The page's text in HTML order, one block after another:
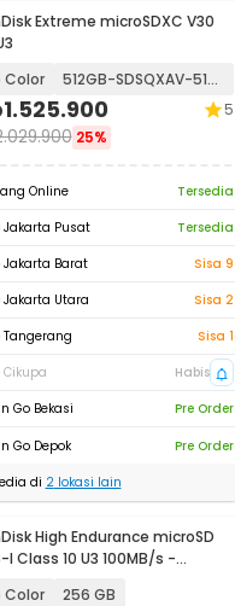
Extreme microSDXC V30
Color
512GB-SDSQXAV-512G
1.525.900
25%
5
Online
Tersedia
Jakarta Pusat
Tersedia
Jakarta Barat
Sisa 9
Jakarta Utara
Sisa 2
Tangerang
Sisa 1
Cikupa
Habis
Go Bekasi
Pre Order
Go Depok
Pre Order
di 2lokasi lain
High Endurance microSD
I Class 10 U3 100MB/s -
Color 256 GB